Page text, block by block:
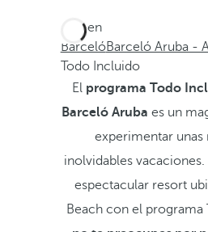
Está en
BarcelóBarceló Aruba -
Todo Incluido
El programa Todo
Barceló Aruba es un
experimentar unas
inolvidables
espectacular resort
Beach con el programa